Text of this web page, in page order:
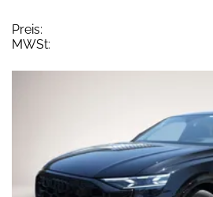
Preis:
MWSt: